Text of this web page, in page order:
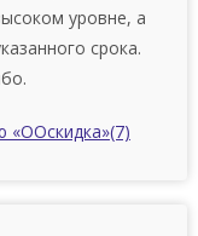
уровне, а
срока.
«ООскидка»(7)